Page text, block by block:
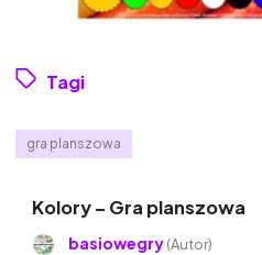
Tagi
gra planszowa
Kolory – Gra planszowa
basiowegry(Autor)